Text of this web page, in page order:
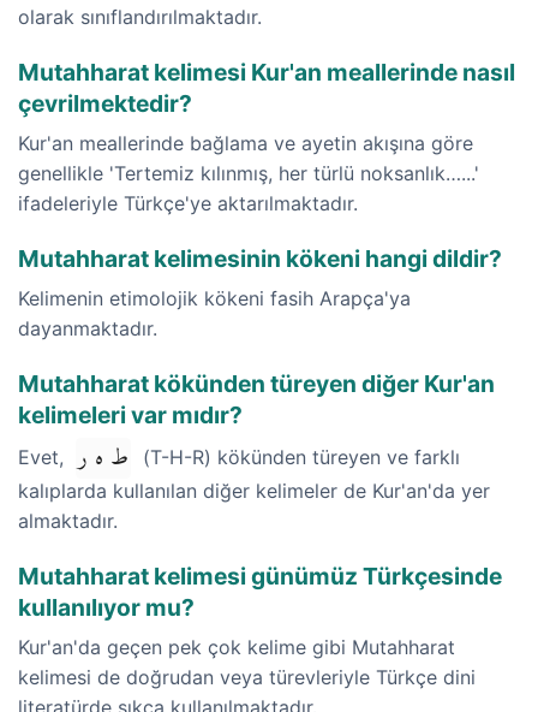
olarak sınıflandırılmaktadır.
Mutahharat kelimesi Kur'an meallerinde nasıl
çevrilmektedir?
Kur'an meallerinde bağlama ve ayetin akışına göre
genellikle 'Tertemiz kılınmış, her türlü noksanlık…...'
ifadeleriyle Türkçe'ye aktarılmaktadır.
Mutahharat kelimesinin kökeni hangi dildir?
Kelimenin etimolojik kökeni fasih Arapça'ya
dayanmaktadır.
Mutahharat kökünden türeyen diğer Kur'an
kelimeleri var mıdır?
Evet, ط ه ر
(T-H-R) kökünden türeyen ve farklı
kalıplarda kullanılan diğer kelimeler de Kur'an'da yer
almaktadır.
Mutahharat kelimesi günümüz Türkçesinde
kullanılıyor mu?
Kur'an'da geçen pek çok kelime gibi Mutahharat
kelimesi de doğrudan veya türevleriyle Türkçe dini
literatürde sıkça kullanılmaktadır.